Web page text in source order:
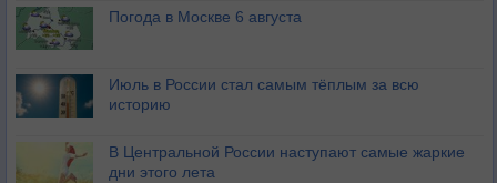
Погода в Москве 6 августа
Июль в России стал самым тёплым за всю
историю
В Центральной России наступают самые жаркие
дни этого лета